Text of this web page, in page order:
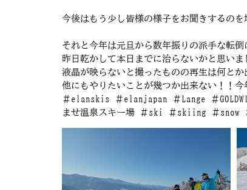
今後はもう少し皆様の様子をお聞きするの
それと今年は元旦から数年振りの派手な転
昨日乾かして本日までに治らないかと思い
液晶が映らないと撮ったものの再生は何と
他にもやりたいことが幾つか出来ない！！
＃elanskis ＃elanjapan ＃Lange ＃
ませ温泉スキー場 ＃ski ＃skiing ＃snow